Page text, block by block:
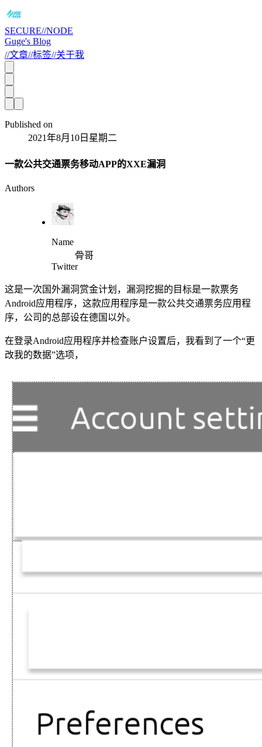
SECURE//NODE
Guge's Blog
//文章//标签//关于我
Published on
2021年8月10日星期二
一款公共交通票务移动APP的XXE漏洞
Authors
Name
骨哥
Twitter
这是一次国外漏洞赏金计划，漏洞挖掘的目标是一款票务
Android应用程序，这款应用程序是一款公共交通票务应用程
序，公司的总部设在德国以外。
在登录Android应用程序并检查账户设置后，我看到了一个“更
改我的数据”选项，